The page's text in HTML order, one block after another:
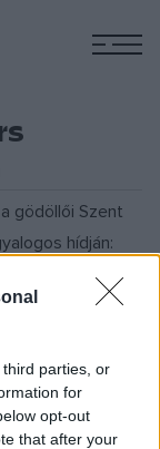
parties, or
for
opt-out
that after your
gödöllői Szent
hídján:
Zsuzsanna:
a
és kozmikus
3.Szobor, ill.
új